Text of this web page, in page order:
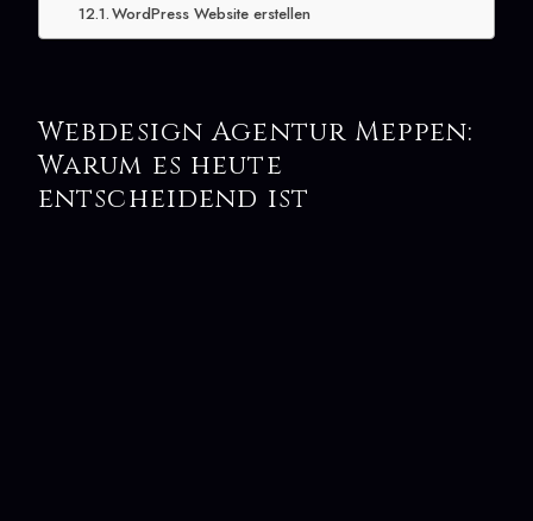
WordPress Website erstellen
Webdesign Agentur Meppen:
Warum es heute
entscheidend ist